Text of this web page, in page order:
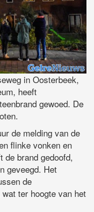
in Oosterbeek,
heeft
gewoed. De
de melding van de
flinke vonken en
de brand gedoofd,
geveegd. Het
de
ter hoogte van het